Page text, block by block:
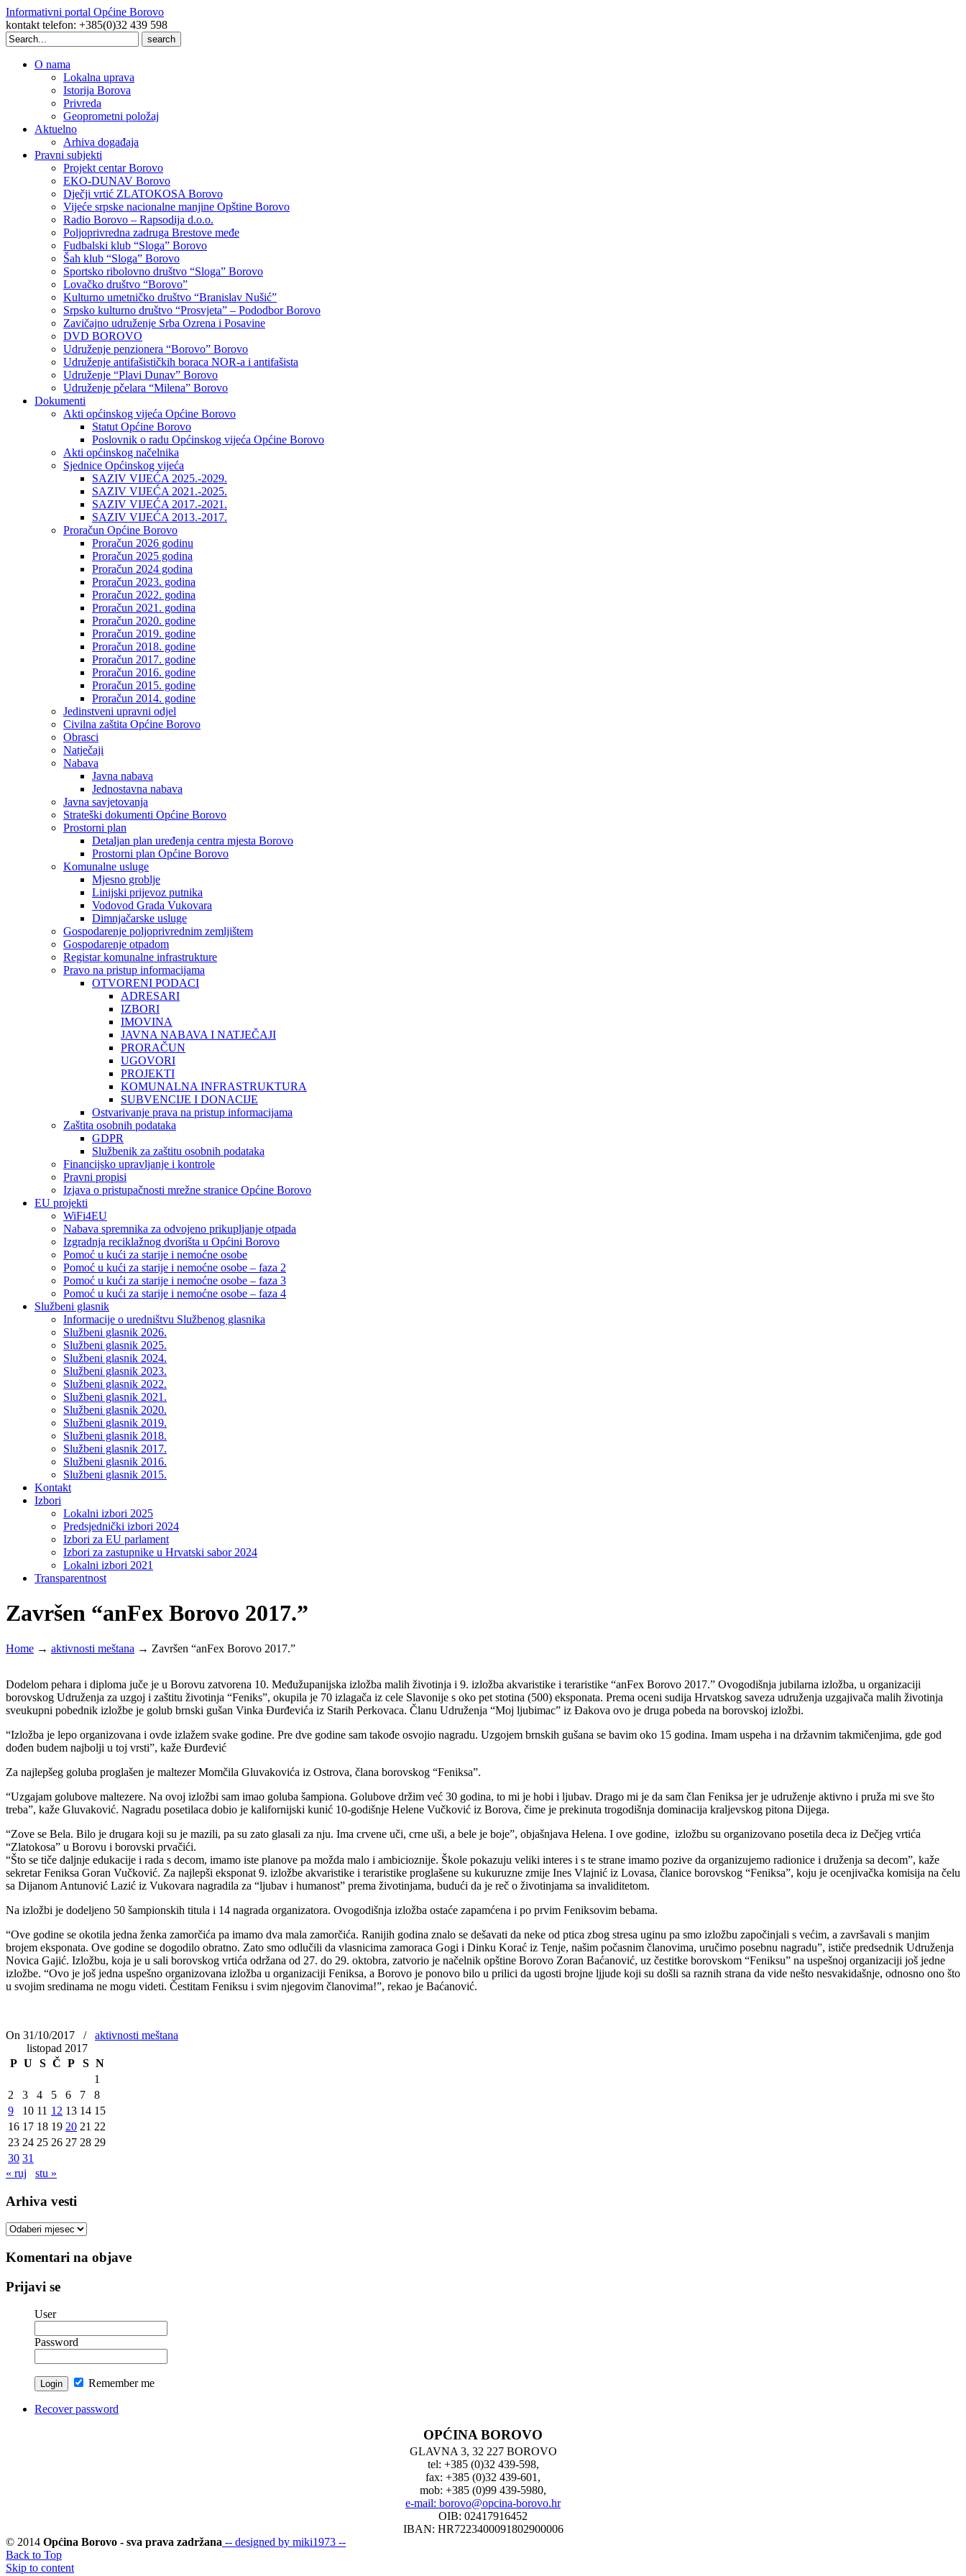
Informativni portal Općine Borovo
kontakt telefon: +385(0)32 439 598
Search
for:
O nama
Lokalna uprava
Istorija Borova
Privreda
Geoprometni položaj
Aktuelno
Arhiva događaja
Pravni subjekti
Projekt centar Borovo
EKO-DUNAV Borovo
Dječji vrtić ZLATOKOSA Borovo
Vijeće srpske nacionalne manjine Opštine Borovo
Radio Borovo – Rapsodija d.o.o.
Poljoprivredna zadruga Brestove međe
Fudbalski klub “Sloga” Borovo
Šah klub “Sloga” Borovo
Sportsko ribolovno društvo “Sloga” Borovo
Lovačko društvo “Borovo”
Kulturno umetničko društvo “Branislav Nušić”
Srpsko kulturno društvo “Prosvjeta” – Pododbor Borovo
Zavičajno udruženje Srba Ozrena i Posavine
DVD BOROVO
Udruženje penzionera “Borovo” Borovo
Udruženje antifašističkih boraca NOR-a i antifašista
Udruženje “Plavi Dunav” Borovo
Udruženje pčelara “Milena” Borovo
Dokumenti
Akti općinskog vijeća Općine Borovo
Statut Općine Borovo
Poslovnik o radu Općinskog vijeća Općine Borovo
Akti općinskog načelnika
Sjednice Općinskog vijeća
SAZIV VIJEĆA 2025.-2029.
SAZIV VIJEĆA 2021.-2025.
SAZIV VIJEĆA 2017.-2021.
SAZIV VIJEĆA 2013.-2017.
Proračun Općine Borovo
Proračun 2026 godinu
Proračun 2025 godina
Proračun 2024 godina
Proračun 2023. godina
Proračun 2022. godina
Proračun 2021. godina
Proračun 2020. godine
Proračun 2019. godine
Proračun 2018. godine
Proračun 2017. godine
Proračun 2016. godine
Proračun 2015. godine
Proračun 2014. godine
Jedinstveni upravni odjel
Civilna zaštita Općine Borovo
Obrasci
Natječaji
Nabava
Javna nabava
Jednostavna nabava
Javna savjetovanja
Strateški dokumenti Općine Borovo
Prostorni plan
Detaljan plan uređenja centra mjesta Borovo
Prostorni plan Općine Borovo
Komunalne usluge
Mjesno groblje
Linijski prijevoz putnika
Vodovod Grada Vukovara
Dimnjačarske usluge
Gospodarenje poljoprivrednim zemljištem
Gospodarenje otpadom
Registar komunalne infrastrukture
Pravo na pristup informacijama
OTVORENI PODACI
ADRESARI
IZBORI
IMOVINA
JAVNA NABAVA I NATJEČAJI
PRORAČUN
UGOVORI
PROJEKTI
KOMUNALNA INFRASTRUKTURA
SUBVENCIJE I DONACIJE
Ostvarivanje prava na pristup informacijama
Zaštita osobnih podataka
GDPR
Službenik za zaštitu osobnih podataka
Financijsko upravljanje i kontrole
Pravni propisi
Izjava o pristupačnosti mrežne stranice Općine Borovo
EU projekti
WiFi4EU
Nabava spremnika za odvojeno prikupljanje otpada
Izgradnja reciklažnog dvorišta u Općini Borovo
Pomoć u kući za starije i nemoćne osobe
Pomoć u kući za starije i nemoćne osobe – faza 2
Pomoć u kući za starije i nemoćne osobe – faza 3
Pomoć u kući za starije i nemoćne osobe – faza 4
Službeni glasnik
Informacije o uredništvu Službenog glasnika
Službeni glasnik 2026.
Službeni glasnik 2025.
Službeni glasnik 2024.
Službeni glasnik 2023.
Službeni glasnik 2022.
Službeni glasnik 2021.
Službeni glasnik 2020.
Službeni glasnik 2019.
Službeni glasnik 2018.
Službeni glasnik 2017.
Službeni glasnik 2016.
Službeni glasnik 2015.
Kontakt
Izbori
Lokalni izbori 2025
Predsjednički izbori 2024
Izbori za EU parlament
Izbori za zastupnike u Hrvatski sabor 2024
Lokalni izbori 2021
Transparentnost
Završen “anFex Borovo 2017.”
Home → aktivnosti meštana → Završen “anFex Borovo 2017.”
Dodelom pehara i diploma juče je u Borovu zatvorena 10. Međužupanijska izložba malih životinja i 9. izložba akvaristike i teraristike “anFex Borovo 2017.” Ovogodišnja jubilarna izložba, u organizaciji
borovskog Udruženja za uzgoj i zaštitu životinja “Feniks”, okupila je 70 izlagača iz cele Slavonije s oko pet stotina (500) eksponata. Prema oceni sudija Hrvatskog saveza udruženja uzgajivača malih životinja
sveukupni pobednik izložbe je golub brnski gušan Vinka Đurđevića iz Starih Perkovaca. Članu Udruženja “Moj ljubimac” iz Đakova ovo je druga pobeda na borovskoj izložbi.
“Izložba je lepo organizovana i ovde izlažem svake godine. Pre dve godine sam takođe osvojio nagradu. Uzgojem brnskih gušana se bavim oko 15 godina. Imam uspeha i na državnim takmičenjima, gde god
dođen budem najbolji u toj vrsti”, kaže Đurđević
Za najlepšeg goluba proglašen je maltezer Momčila Gluvakovića iz Ostrova, člana borovskog “Feniksa”.
“Uzgajam golubove maltezere. Na ovoj izložbi sam imao goluba šampiona. Golubove držim već 30 godina, to mi je hobi i ljubav. Drago mi je da sam član Feniksa jer je udruženje aktivno i pruža mi sve što
treba”, kaže Gluvaković. Nagradu posetilaca dobio je kalifornijski kunić 10-godišnje Helene Vučković iz Borova, čime je prekinuta trogodišnja dominacija kraljevskog pitona Dijega.
“Zove se Bela. Bilo je drugara koji su je mazili, pa su zato glasali za nju. Ima crvene uči, crne uši, a bele je boje”, objašnjava Helena. I ove godine, izložbu su organizovano posetila deca iz Dečjeg vrtića
“Zlatokosa” u Borovu i borovski prvačići.
“Što se tiče daljnje edukacije i rada s decom, imamo iste planove pa možda malo i ambicioznije. Škole pokazuju veliki interes i s te strane imamo pozive da organizujemo radionice i druženja sa decom”, kaže
sekretar Feniksa Goran Vučković. Za najlepši eksponat 9. izložbe akvaristike i teraristike proglašene su kukuruzne zmije Ines Vlajnić iz Lovasa, članice borovskog “Feniksa”, koju je ocenjivačka komisija na čelu
sa Dijanom Antunović Lazić iz Vukovara nagradila za “ljubav i humanost” prema životinjama, budući da je reč o životinjama sa invaliditetom.
Na izložbi je dodeljeno 50 šampionskih titula i 14 nagrada organizatora. Ovogodišnja izložba ostaće zapamćena i po prvim Feniksovim bebama.
“Ove godine se okotila jedna ženka zamorčića pa imamo dva mala zamorčića. Ranijih godina znalo se dešavati da neke od ptica zbog stresa uginu pa smo izložbu započinjali s većim, a završavali s manjim
brojem eksponata. Ove godine se dogodilo obratno. Zato smo odlučili da vlasnicima zamoraca Gogi i Dinku Korać iz Tenje, našim počasnim članovima, uručimo posebnu nagradu”, ističe predsednik Udruženja
Novica Gajić. Izložbu, koja je u sali borovskog vrtića održana od 27. do 29. oktobra, zatvorio je načelnik opštine Borovo Zoran Baćanović, uz čestitke borovskom “Feniksu” na uspešnoj organizaciji još jedne
izložbe. “Ovo je još jedna uspešno organizovana izložba u organizaciji Feniksa, a Borovo je ponovo bilo u prilici da ugosti brojne ljjude koji su došli sa raznih strana da vide nešto nesvakidašnje, odnosno ono što
u svojim sredinama ne mogu videti. Čestitam Feniksu i svim njegovim članovima!”, rekao je Baćanović.
On 31/10/2017 /
aktivnosti meštana
listopad 2017
P U S Č P S N
1
2
3 4 5 6 7
8
9
10 11 12 13 14 15
16 17 18 19 20 21 22
23 24 25 26 27 28 29
30 31
« ruj
stu »
Arhiva vesti
Arhiva
Komentari na objave
Prijavi se
User
Password
Remember me
Recover password
OPĆINA BOROVO
GLAVNA 3, 32 227 BOROVO
tel: +385 (0)32 439-598,
fax: +385 (0)32 439-601,
mob: +385 (0)99 439-5980,
e-mail: borovo@opcina-borovo.hr
OIB: 02417916452
IBAN: HR7223400091802900006
© 2014 Općina Borovo - sva prava zadržana -- designed by miki1973 --
Back to Top
Skip to content